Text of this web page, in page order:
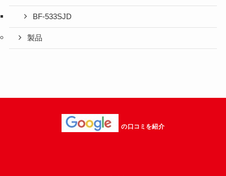
BF-533SJD
製品
の口コミを紹介